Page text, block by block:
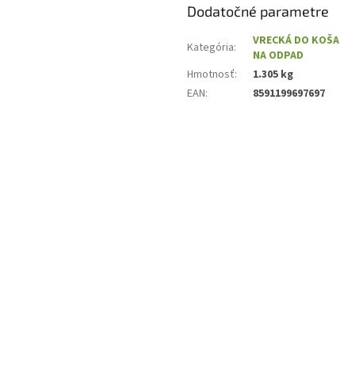
Dodatočné parametre
Kategória:
VRECKÁ DO
NA ODPAD
Hmotnosť:
1.305 kg
EAN: 8591199697697